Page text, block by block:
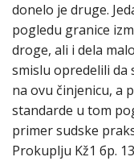
donelo je druge.
pogledu granice
droge, ali i dela
smislu opredelili da
na ovu činjenicu, a
standarde u tom
primer sudske
Prokuplju Kž1 бр.